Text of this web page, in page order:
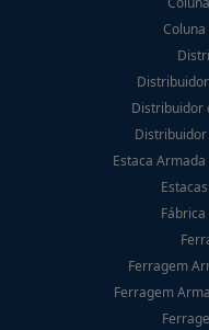
Distribuidor
Estaca Armada
Ferragem
Ferragem